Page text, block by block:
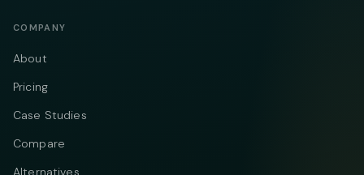
COMPANY
About
Pricing
Case Studies
Compare
Alternatives